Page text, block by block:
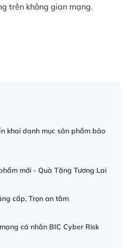
trên không gian mạng.
khai danh mục sản phẩm bảo
mới - Quà Tặng Tương Lai
cấp, Trọn an tâm
cá nhân BIC Cyber Risk